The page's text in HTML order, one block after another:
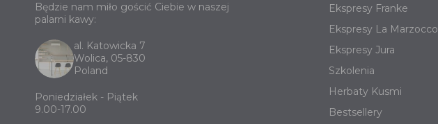
Będzie nam miło gościć Ciebie w naszej
palarni kawy:
al. Katowicka 7
Wolica, 05-830
Poland
Poniedziałek - Piątek
9.00-17.00
Ekspresy Franke
Ekspresy La Marzocco
Ekspresy Jura
Szkolenia
Herbaty Kusmi
Bestsellery